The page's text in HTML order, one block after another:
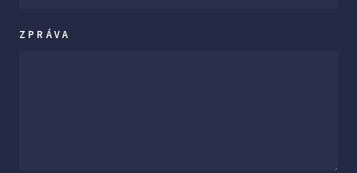
ZPRÁVA